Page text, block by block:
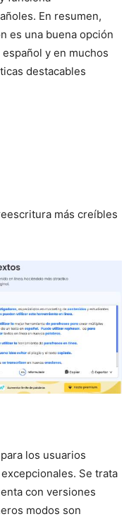
En resumen,
es una buena opción
y en muchos
destacables
más creíbles
los usuarios
Se trata
con versiones
modos son